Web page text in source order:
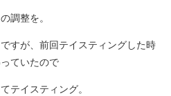
調整を。
すが、前回テイスティングした時
ていたので
テイスティング。